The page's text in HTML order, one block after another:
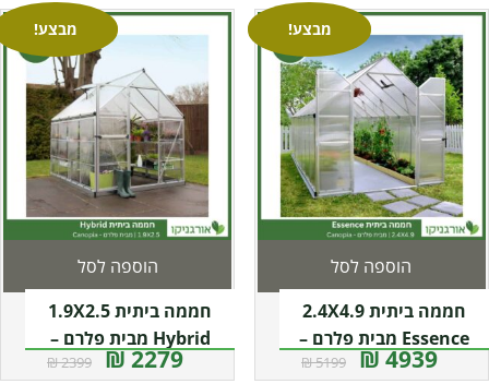
מבצע!
חממה ביתית 2.4X4.9
Essence מבית פלרם –
Canopia
4939 ₪
5199 ₪
הוספה לסל
מבצע!
חממה ביתית 1.9X2.5
Hybrid מבית פלרם –
Canopia
2279 ₪
2399 ₪
הוספה לסל